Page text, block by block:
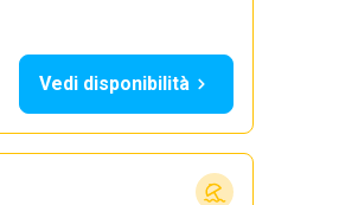
Vedi disponibilità